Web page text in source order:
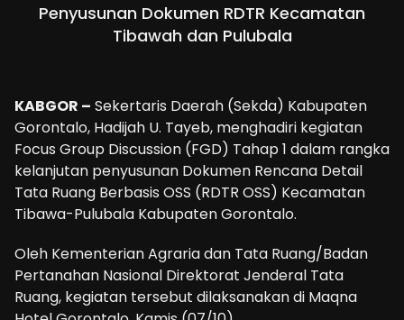
Penyusunan Dokumen RDTR Kecamatan
Tibawah dan Pulubala
KABGOR – Sekertaris Daerah (Sekda) Kabupaten
Gorontalo, Hadijah U. Tayeb, menghadiri kegiatan
Focus Group Discussion (FGD) Tahap 1 dalam rangka
kelanjutan penyusunan Dokumen Rencana Detail
Tata Ruang Berbasis OSS (RDTR OSS) Kecamatan
Tibawa-Pulubala Kabupaten Gorontalo.
Oleh Kementerian Agraria dan Tata Ruang/Badan
Pertanahan Nasional Direktorat Jenderal Tata
Ruang, kegiatan tersebut dilaksanakan di Maqna